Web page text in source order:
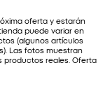
oferta y estarán
puede variar en
(algunos artículos
Las fotos muestran
productos reales. Oferta